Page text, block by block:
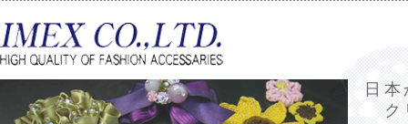
日
ク